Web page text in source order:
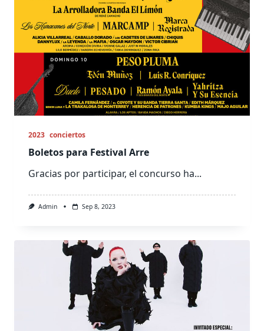
2023 conciertos
Boletos para Festival Arre
Gracias por participar, el concurso ha...
Admin Sep 8, 2023